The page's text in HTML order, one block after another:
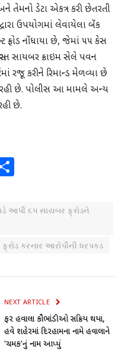
તેમનો ડેટા એકત્ર કરી છેતરતી
ઉપયોગમાં લેવાયેલા બેંક
ફ્રોડ નોંધાયા છે, જેમાં ૫૫ કેસ
સાયબર ક્રાઇમ સેલે પવન
રજૂ કરીને રિમાન્ડ મેળવ્યા છે
છે. પોલીસ આ મામલે અન્ય
છે.
આપી ૬૫ સાયબર ફ્રોડને
કરનાર આરોપીની ધરપકડ
NEXT ARTICLE
ફરી હવાલા કૌભાંડીઓ સક્રિય થયા,
હવે શહેરમાં દિરહામના નામે હવાલાને
‘ચમક’નું નામ આપ્યું